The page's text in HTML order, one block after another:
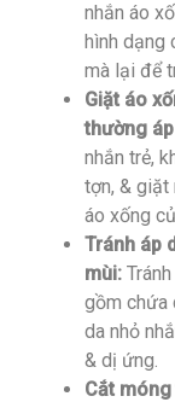
nhắn áo
hình dạng
mà lại để
Giặt áo
thường
nhắn trẻ,
tợn, & giặt
áo xống
Tránh áp
mùi:
gồm chứa
da nhỏ
& dị ứng.
Cắt